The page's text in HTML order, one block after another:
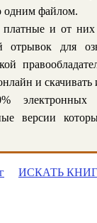
файлом.
и от
отрывок для
и
версии
ИСКАТЬ